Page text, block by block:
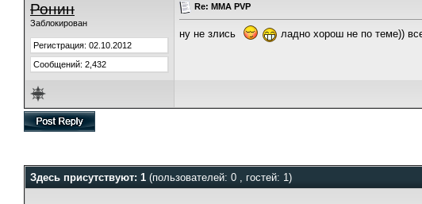
Ронин
Заблокирован
Регистрация: 02.10.2012
Сообщений: 2,432
Re: ММА PVP
ну не злись ладно хорош не по теме))
Здесь присутствуют: 1 (пользователей: 0 , гостей: 1)